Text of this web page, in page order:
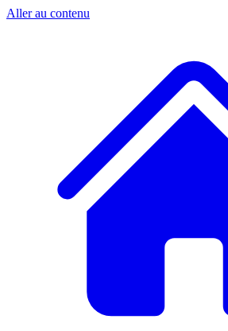
Aller au contenu